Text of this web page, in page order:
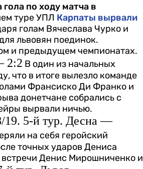
по ходу матча в
туре УПЛ Карпаты вырвали
голам Вячеслава Чурко и
львовян поединок.
и предыдущем чемпионатах.
2:2 В один из начальных
что в итоге вылезло команде
Франсиско Ди Франко и
донетчане собрались с
вырвали ничью.
5-й тур. Десна —
на себя геройский
точных ударов Дениса
Денис Мирошниченко и